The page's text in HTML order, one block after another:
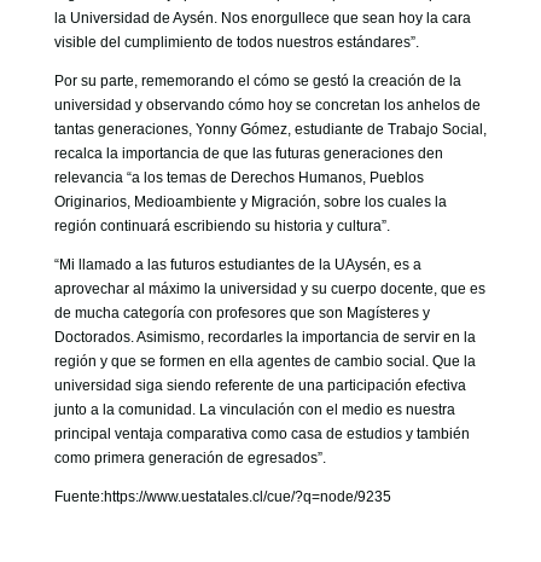
la Universidad de Aysén. Nos enorgullece que sean hoy la cara
visible del cumplimiento de todos nuestros estándares”.
Por su parte, rememorando el cómo se gestó la creación de la
universidad y observando cómo hoy se concretan los anhelos de
tantas generaciones, Yonny Gómez, estudiante de Trabajo Social,
recalca la importancia de que las futuras generaciones den
relevancia “a los temas de Derechos Humanos, Pueblos
Originarios, Medioambiente y Migración, sobre los cuales la
región continuará escribiendo su historia y cultura”.
“Mi llamado a las futuros estudiantes de la UAysén, es a
aprovechar al máximo la universidad y su cuerpo docente, que es
de mucha categoría con profesores que son Magísteres y
Doctorados. Asimismo, recordarles la importancia de servir en la
región y que se formen en ella agentes de cambio social. Que la
universidad siga siendo referente de una participación efectiva
junto a la comunidad. La vinculación con el medio es nuestra
principal ventaja comparativa como casa de estudios y también
como primera generación de egresados”.
Fuente:https://www.uestatales.cl/cue/?q=node/9235